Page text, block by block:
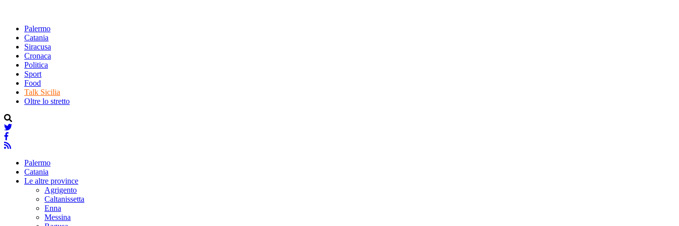
Palermo
Catania
Siracusa
Cronaca
Politica
Sport
Food
Talk Sicilia
Oltre lo stretto
Palermo
Catania
Le altre province
Agrigento
Caltanissetta
Enna
Messina